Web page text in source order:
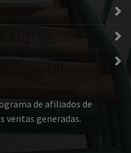
de afiliados de
ventas generadas.